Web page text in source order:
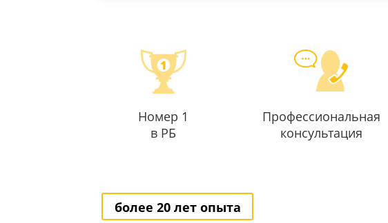
Номер 1
в РБ
Профессиональная
консультация
более 20 лет опыта